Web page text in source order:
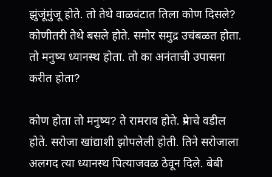
झुंजूंमुंजू होते. तो तेथे वाळवंटात तिला कोण दिसले?
कोणीतरी तेथे बसले होते. समोर समुद्र उचंबळत होता.
तो मनुष्य ध्यानस्थ होता. तो का अनंताची उपासना
करीत होता?
कोण होता तो मनुष्य? ते रामराव होते. प्रेमाचे वडील
होते. सरोजा खांद्याशी झोपलेली होती. तिने सरोजाला
अलगद त्या ध्यानस्थ पित्याजवळ ठेवून दिले. बेबी